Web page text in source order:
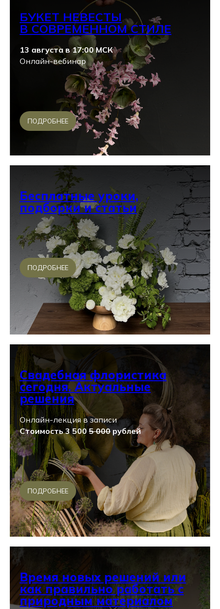
БУКЕТ НЕВЕСТЫ
В СОВРЕМЕННОМ СТИЛЕ
13 августа в 17:00 МСК
Онлайн-вебинар
ПОДРОБНЕЕ
Бесплатные уроки,
подборки и статьи
ПОДРОБНЕЕ
Свадебная флористика
сегодня. Актуальные
решения
Онлайн-лекция в записи
Стоимость 3 500 5 000рублей
ПОДРОБНЕЕ
Время новых решений или
как правильно работать с
природным материалом